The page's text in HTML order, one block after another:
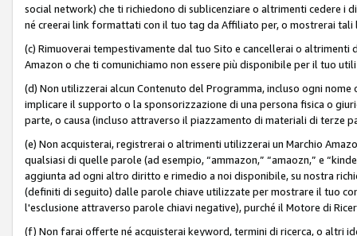
social network) che ti richiedono di sublicenziare o altrimenti cedere i
né creerai link formattati con il tuo tag da Affiliato per, o mostrerai tali
(c) Rimuoverai tempestivamente dal tuo Sito e cancellerai o
Amazon o che ti comunichiamo non essere più disponibile per il tuo
(d) Non utilizzerai alcun Contenuto del Programma, incluso ogni
implicare il supporto o la sponsorizzazione di una persona fisica o
parte, o causa (incluso attraverso il piazzamento di materiali di terze
(e) Non acquisterai, registrerai o altrimenti utilizzerai un Marchio
qualsiasi di quelle parole (ad esempio, “ammazon,” “amaozn,” e
aggiunta ad ogni altro diritto e rimedio a noi disponibile, su nostra
(definiti di seguito) dalle parole chiave utilizzate per mostrare il tuo
l'esclusione attraverso parole chiavi negative), purché il Motore di
(f) Non farai offerte né acquisterai keyword, termini di ricerca, o altri